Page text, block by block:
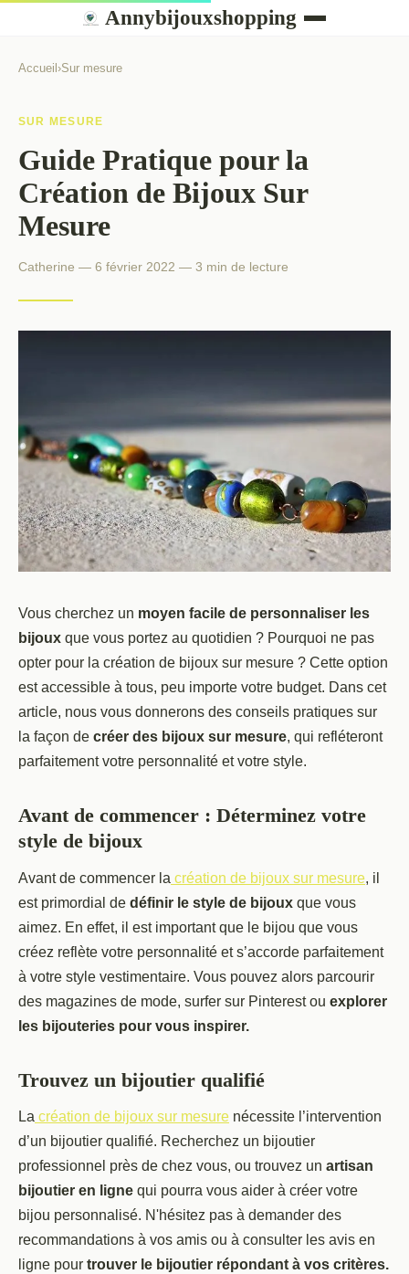
Annybijouxshopping
Accueil ›Sur mesure
SUR MESURE
Guide Pratique pour la
Création de Bijoux Sur
Mesure
Catherine — 6 février 2022 — 3 min de lecture
Vous cherchez un moyen facile de personnaliser les
bijoux que vous portez au quotidien ? Pourquoi ne pas
opter pour la création de bijoux sur mesure ? Cette option
est accessible à tous, peu importe votre budget. Dans cet
article, nous vous donnerons des conseils pratiques sur
la façon de créer des bijoux sur mesure, qui refléteront
parfaitement votre personnalité et votre style.
Avant de commencer : Déterminez votre
style de bijoux
Avant de commencer la création de bijoux sur mesure, il
est primordial de définir le style de bijoux que vous
aimez. En effet, il est important que le bijou que vous
créez reflète votre personnalité et s’accorde parfaitement
à votre style vestimentaire. Vous pouvez alors parcourir
des magazines de mode, surfer sur Pinterest ou explorer
les bijouteries pour vous inspirer.
Trouvez un bijoutier qualifié
La création de bijoux sur mesure nécessite l’intervention
d’un bijoutier qualifié. Recherchez un bijoutier
professionnel près de chez vous, ou trouvez un artisan
bijoutier en ligne qui pourra vous aider à créer votre
bijou personnalisé. N'hésitez pas à demander des
recommandations à vos amis ou à consulter les avis en
ligne pour trouver le bijoutier répondant à vos critères.